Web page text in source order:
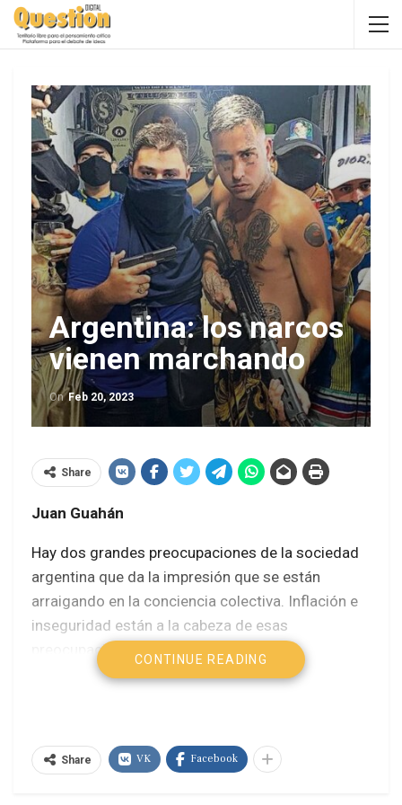
Argentina: los narcos
vienen marchando
OnFeb 20, 2023
Share
Juan Guahán
Hay dos grandes preocupaciones de la sociedad
argentina que da la impresión que se están
arraigando en la conciencia colectiva. Inflación e
inseguridad están a la cabeza de esas
preocupaciones.
En materia de inflación, la política económica que
aval de los principales referentes del poder
CONTINUE READING
Share VK Facebook